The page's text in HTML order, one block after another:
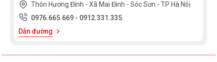
Thôn Hương Đình - Xã Mai Đình - Sóc Sơn - TP Hà Nôị
0976.665.669 - 0912.331.335
Dẫn đường